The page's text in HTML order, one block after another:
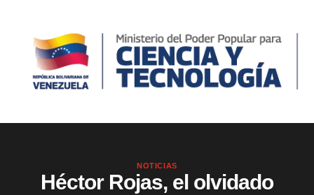
NOTICIAS
Héctor Rojas, el olvidado